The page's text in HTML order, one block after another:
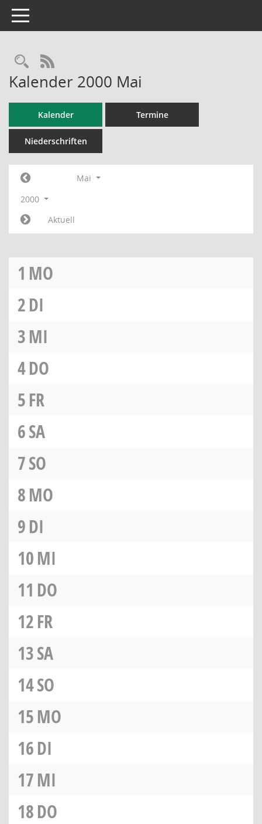
Toggle navigation
RSS-Feed
Kalender 2000 Mai
Kalender Termine
Niederschriften
Mai
2000
Aktuell
1 MO
2DI
3MI
4DO
5FR
6SA
7SO
8MO
9DI
10MI
11 DO
12FR
13SA
14SO
15MO
16DI
17MI
18DO